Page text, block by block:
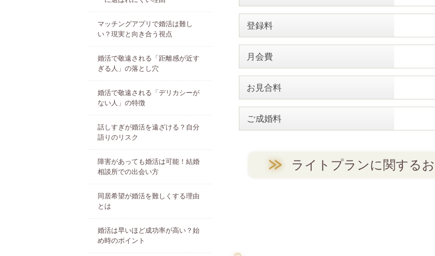
登録料
月会費
お見合料
ご成婚料
ライトプランに関する
マッチングアプリで婚活は難し
い？現実と向き合う視点
婚活で敬遠される「距離感が近す
ぎる人」の落とし穴
婚活で敬遠される「デリカシーが
ない人」の特徴
話しすぎが婚活を遠ざける？自分
語りのリスク
障害があっても婚活は可能！結婚
相談所での出会い方
同居希望が婚活を難しくする理由
とは
婚活は早いほど成功率が高い？始
め時のポイント